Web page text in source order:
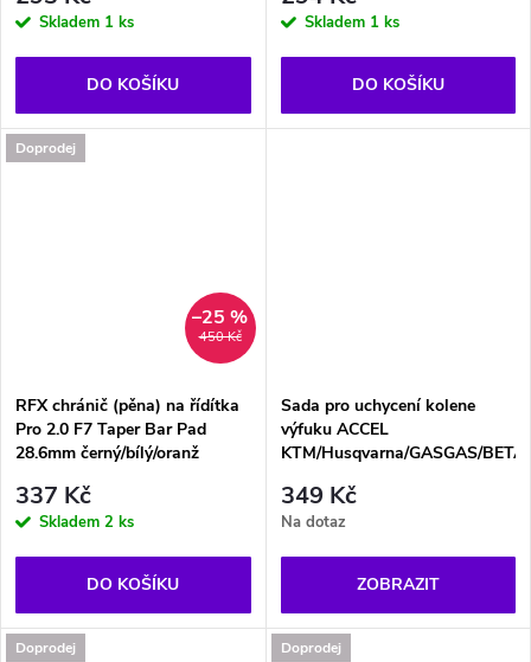
Skladem 1 ks
DO KOŠÍKU
Skladem 1 ks
DO KOŠÍKU
Doprodej
450 Kč
–25 %
RFX chránič (pěna) na řídítka
Pro 2.0 F7 Taper Bar Pad
28.6mm černý/bílý/oranž
337 Kč
Skladem 2 ks
DO KOŠÍKU
Sada pro uchycení kolene
výfuku ACCEL
KTM/Husqvarna/GASGAS/BETA
349 Kč
Na dotaz
ZOBRAZIT
Doprodej Doprodej